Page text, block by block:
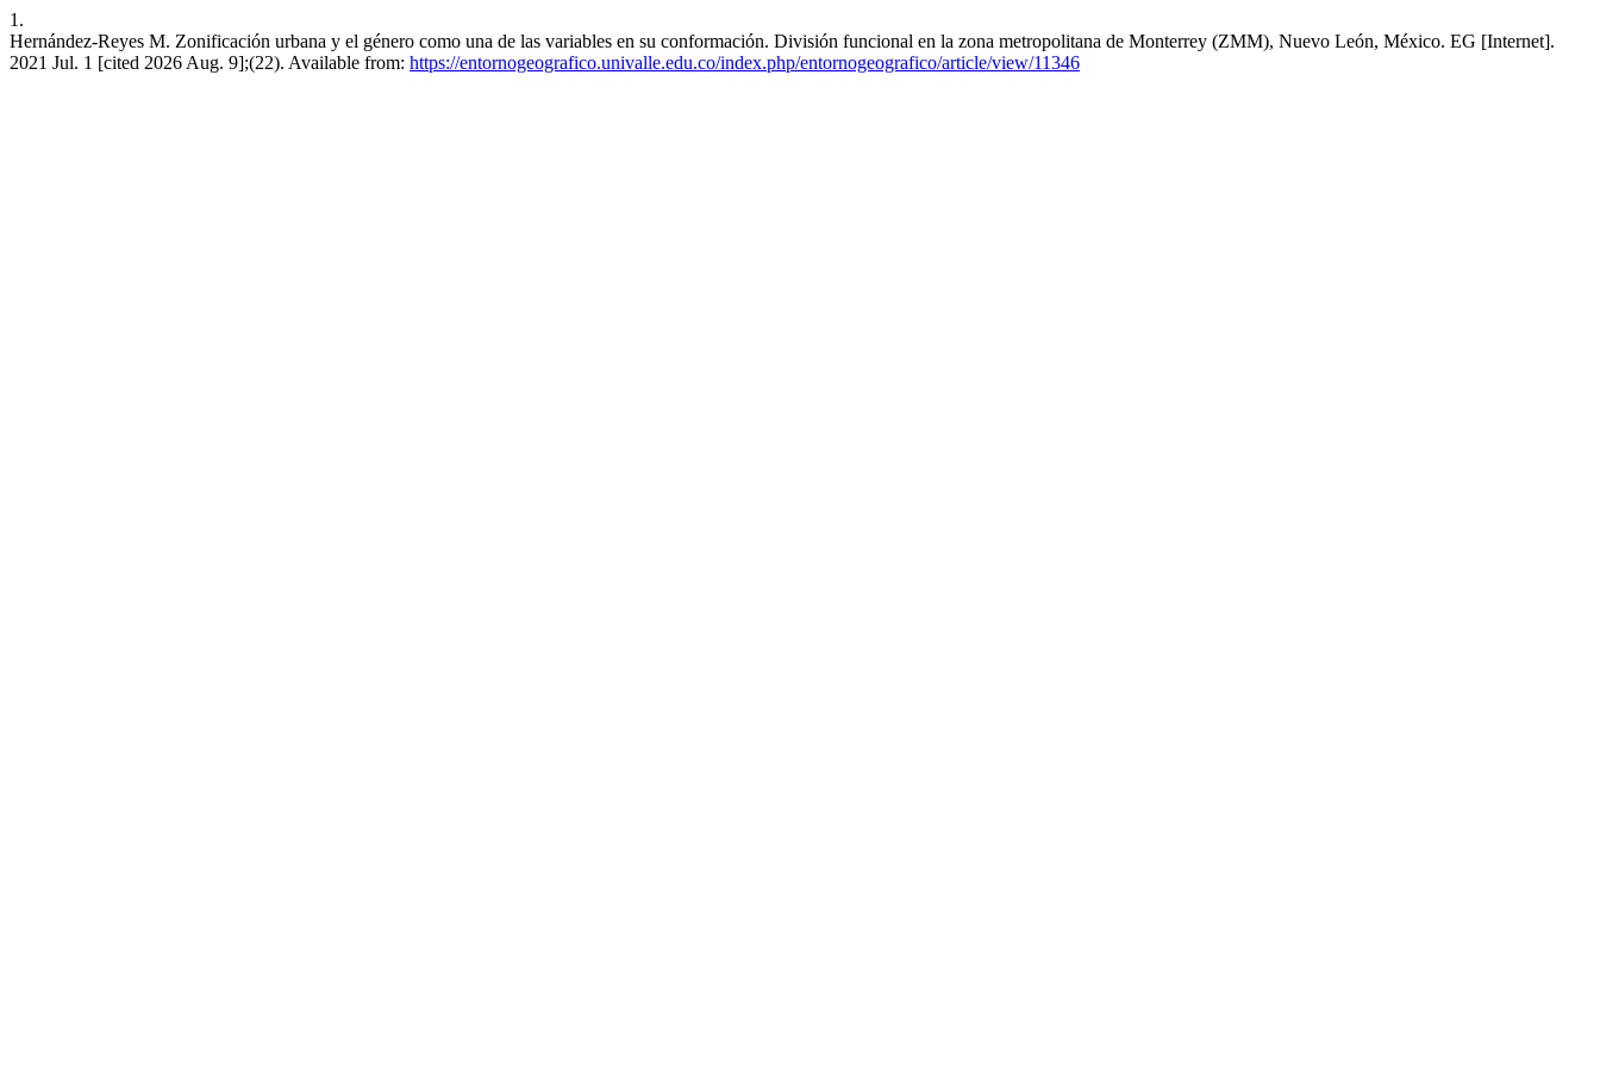
1.
Hernández-Reyes M. Zonificación urbana y el género como una de las variables en su conformación. División funcional en la zona metropolitana de Monterrey (ZMM), Nuevo León, México. EG [Internet].
2021 Jul. 1 [cited 2026 Aug. 9];(22). Available from: https://entornogeografico.univalle.edu.co/index.php/entornogeografico/article/view/11346